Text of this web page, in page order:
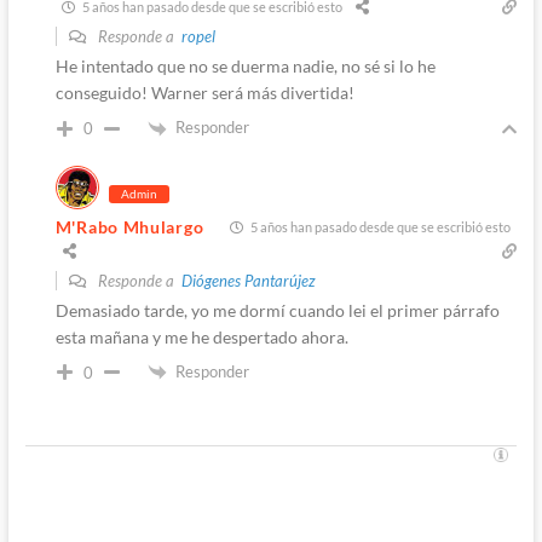
5 años han pasado desde que se escribió esto
Responde a ropel
He intentado que no se duerma nadie, no sé si lo he
conseguido! Warner será más divertida!
0 Responder
Admin
M'Rabo Mhulargo 5 años han pasado desde que se escribió esto
Responde a Diógenes Pantarújez
Demasiado tarde, yo me dormí cuando lei el primer párrafo
esta mañana y me he despertado ahora.
0 Responder